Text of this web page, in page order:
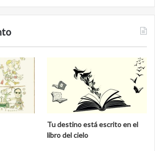
Tu destino está escrito en el
libro del cielo